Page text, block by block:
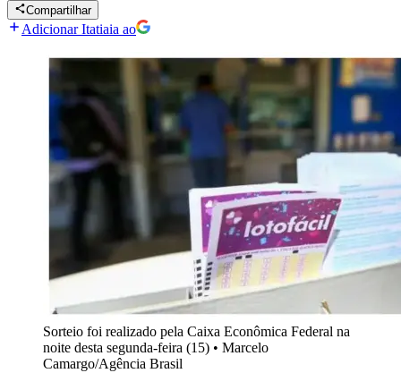
Compartilhar
Adicionar Itatiaia ao
Sorteio foi realizado pela Caixa Econômica Federal na
noite desta segunda-feira (15) • Marcelo
Camargo/Agência Brasil